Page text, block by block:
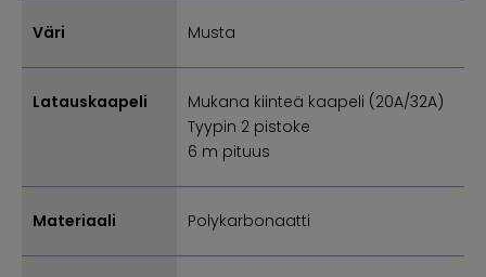
Väri Musta
Latauskaapeli
Mukana kiinteä kaapeli (20A/32A)
Tyypin 2 pistoke
6 m pituus
Materiaali Polykarbonaatti